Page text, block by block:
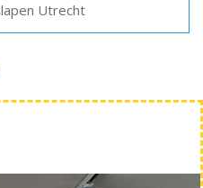
Utrecht